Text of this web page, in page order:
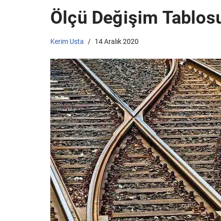
Ölçü Değişim
Kerim Usta 14 Aralık 2020